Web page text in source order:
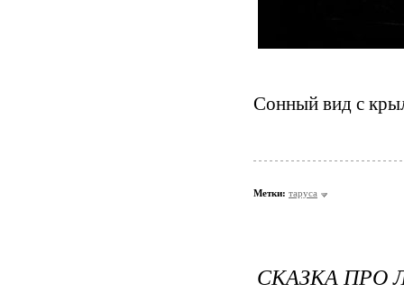
Сонный вид с
Метки: таруса
СКАЗКА ПРО